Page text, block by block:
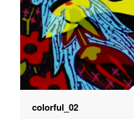
colorful_02